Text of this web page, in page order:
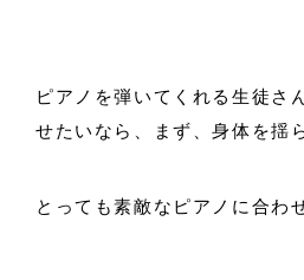
ピアノを弾いてくれる生徒さ
せたいなら、まず、身体を揺
とっても素敵なピアノに合わ